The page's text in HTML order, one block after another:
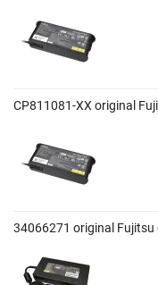
CP811081-XX original
34066271 original